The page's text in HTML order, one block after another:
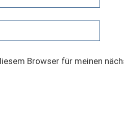
Browser für meinen